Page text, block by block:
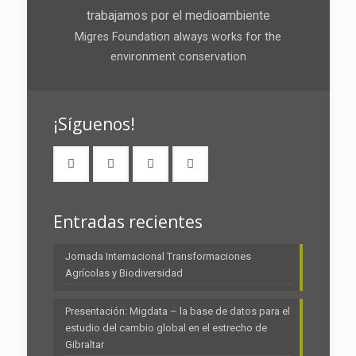
trabajamos por el medioambiente
Migres Foundation always works for the
environment conservation
¡Síguenos!
Entradas recientes
Jornada Internacional Transformaciones
Agrícolas y Biodiversidad
Presentación: Migdata – la base de datos para el
estudio del cambio global en el estrecho de
Gibraltar